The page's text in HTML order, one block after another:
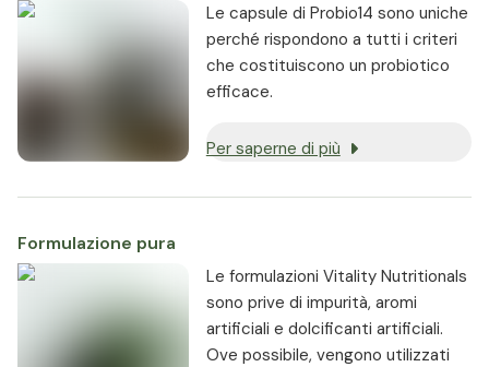
Le capsule di Probio14 sono uniche
perché rispondono a tutti i criteri
che costituiscono un probiotico
efficace.
Per saperne di più
Formulazione pura
Le formulazioni Vitality Nutritionals
sono prive di impurità, aromi
artificiali e dolcificanti artificiali.
Ove possibile, vengono utilizzati